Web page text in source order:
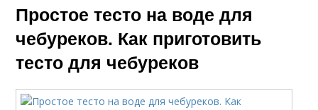
Простое тесто на воде для
чебуреков. Как приготовить
тесто для чебуреков